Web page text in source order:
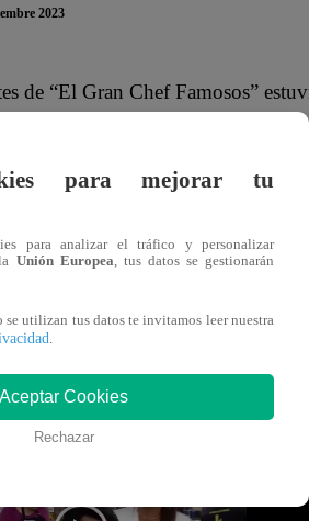
2023
de “El Gran Chef Famosos”
pueden tornarse muy tensas,
Katia Palma le realizó una visita
en la estación de Armando él
a asustarlo. Su reacción fue
ello, Armando sólo atinó a
en una batalla culinaria para
a la siguiente etapa?
para mejorar tu
para analizar el tráfico y personalizar
Unión Europea , tus datos se gestionarán
se utilizan tus datos te invitamos leer nuestra
Aceptar Cookies
Rechazar